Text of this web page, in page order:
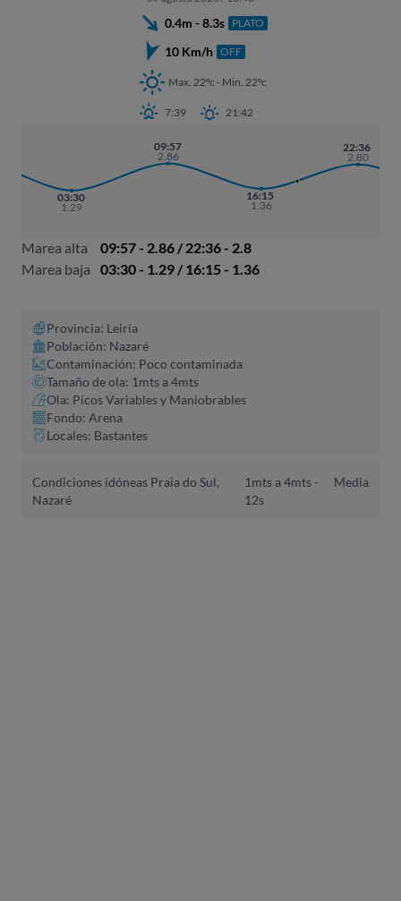
0.4m - 8.3s PLATO
10 Km/h OFF
Max. 22ºc - Min. 22ºc
7:39 21:42
03:30
1.29
09:57
2.86
16:15
1.36
22:36
2.80
Marea alta
09:57 - 2.86 / 22:36 - 2.8
Marea baja
03:30 - 1.29 / 16:15 - 1.36
Provincia: Leiría
Población: Nazaré
Contaminación: Poco contaminada
Tamaño de ola: 1mts a 4mts
Ola: Picos Variables y Maniobrables
Fondo: Arena
Locales: Bastantes
Condiciones idóneas Praia do Sul,
Nazaré
1mts a 4mts -
12s
Media